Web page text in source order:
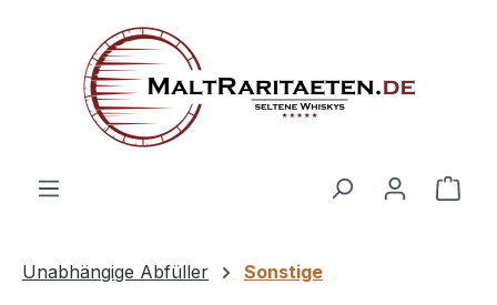
Unabhängige Abfüller Sonstige